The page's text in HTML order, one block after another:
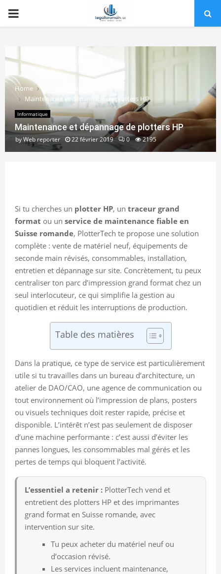
PRIMARY
Home
Maintenance et dépannage de plotters HP
Informatique
Maintenance et dépannage de plotters HP
byWeb reporter 22 février 2019 0 2195
Si tu cherches un plotter HP, un traceur grand
format ou un service de maintenance fiable en
Suisse romande, PlotterTech te propose une solution
complète : vente de matériel neuf, équipements de
seconde main révisés, consommables, installation,
entretien et dépannage sur site. Concrètement, tu peux
centraliser ton parc d’impression grand format chez un
seul interlocuteur, ce qui simplifie la gestion au
quotidien et réduit les interruptions de production.
Table des matières
Dans la pratique, ce type de service est particulièrement
utile si tu travailles dans un bureau d’architecture, un
atelier de DAO/CAO, une agence de communication ou
tout environnement où l’impression de plans, posters
ou visuels techniques doit rester rapide, précise et
disponible. L’intérêt n’est pas seulement de disposer
d’une machine performante : c’est aussi d’éviter les
pannes longues, les consommables mal gérés et les
pertes de temps qui bloquent l’activité.
L’essentiel a retenir : PlotterTech vend et
entretient des plotters HP et des imprimantes
grand format en Suisse romande, avec
intervention sur site.
Tu peux acheter du matériel neuf ou
d’occasion révisé.
Les services incluent maintenance,